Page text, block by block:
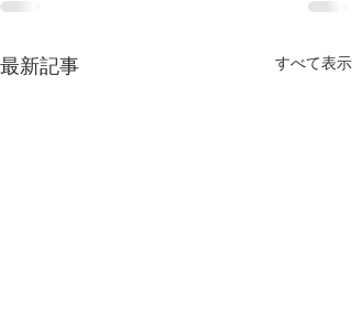
最新記事 すべて表示